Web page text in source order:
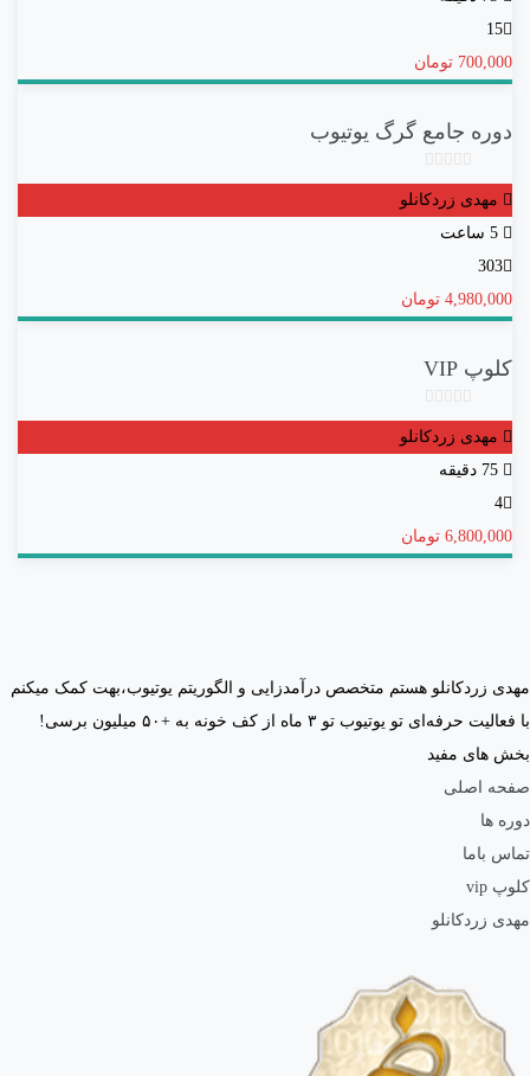
15
700,000 تومان
دوره جامع گرگ یوتیوب
بدون
امتیاز
مهدی زردکانلو
303
4,980,000 تومان
کلوپ VIP
بدون
امتیاز
مهدی زردکانلو
4
6,800,000 تومان
مهدی زردکانلو هستم متخصص درآمدزایی و الگوریتم یوتیوب،بهت کمک میکنم
با فعالیت حرفه‌ای تو یوتیوب تو ۳ ماه از کف خونه به +۵۰ میلیون برسی!
بخش های مفید
صفحه اصلی
دوره ها
تماس باما
کلوپ vip
مهدی زردکانلو